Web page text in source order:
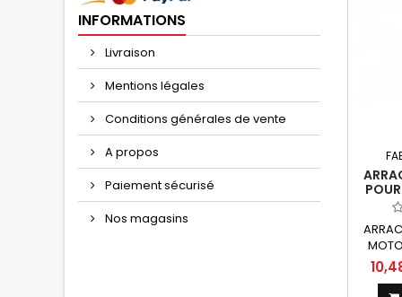
INFORMATIONS
Livraison
Mentions légales
Conditions générales de vente
A propos
Paiement sécurisé
Nos magasins